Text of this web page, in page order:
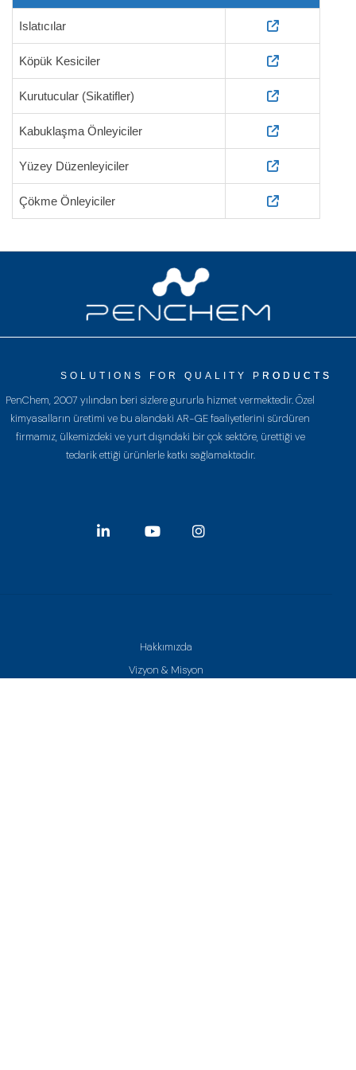
Islatıcılar
Köpük Kesiciler
Kurutucular (Sikatifler)
Kabuklaşma Önleyiciler
Yüzey Düzenleyiciler
Çökme Önleyiciler
SOLUTIONS FOR QUALITY PRODUCTS
PenChem, 2007 yılından beri sizlere gururla hizmet vermektedir. Özel
kimyasalların üretimi ve bu alandaki AR-GE faaliyetlerini sürdüren
firmamız, ülkemizdeki ve yurt dışındaki bir çok sektöre, ürettiği ve
tedarik ettiği ürünlerle katkı sağlamaktadır.
Hakkımızda
Vizyon & Misyon